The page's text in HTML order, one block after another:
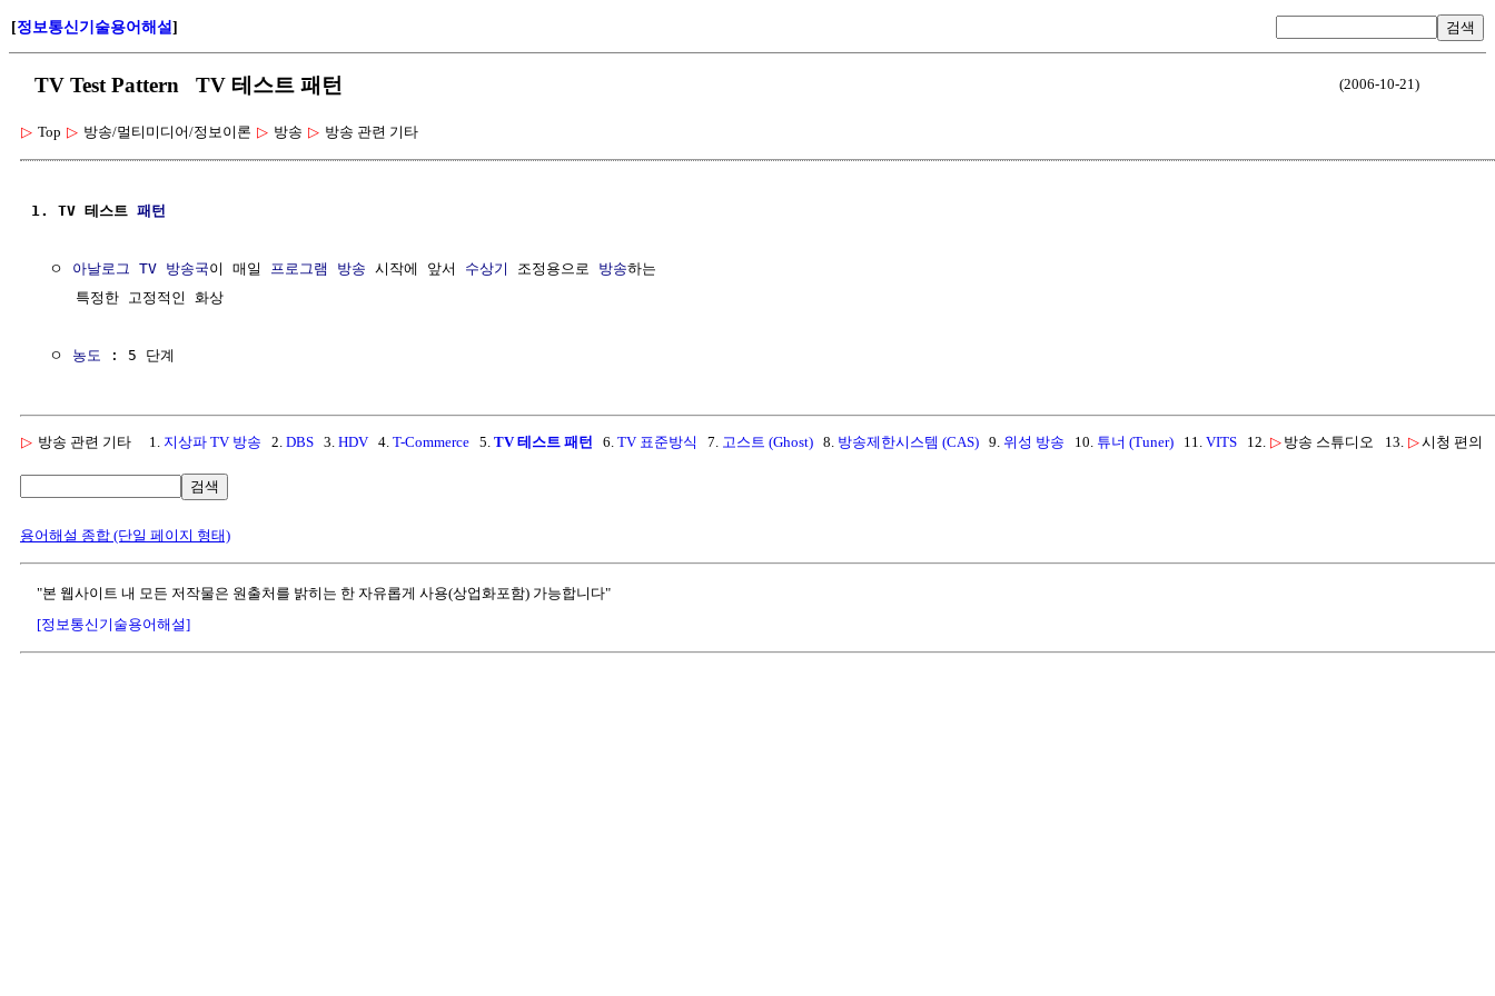
[정보통신기술용어해설] 검색
TV Test Pattern TV 테스트 패턴 (2006-10-21)
▷ Top ▷ 방송/멀티미디어/정보이론 ▷ 방송 ▷ 방송 관련 기타
1. TV 테스트 패턴
  ㅇ
아날로그 TV 방송국이 매일 프로그램 방송 시작에 앞서 수상기 조정용으로 방송하는
     특정한 고정적인 화상
  ㅇ
농도
▷ 방송 관련 기타 1. 지상파 TV 방송 2. DBS 3. HDV 4. T-Commerce 5. TV 테스트 패턴 6. TV 표준방식 7. 고스트 (Ghost) 8. 방송제한시스템 (CAS) 9. 위성 방송 10. 튜너 (Tuner) 11. VITS 12. ▷ 방송 스튜디오 13. ▷시청 편의
검색
용어해설 종합 (단일 페이지 형태)
"본 웹사이트 내 모든 저작물은 원출처를 밝히는 한 자유롭게 사용(상업화포함) 가능합니다"
[정보통신기술용어해설]